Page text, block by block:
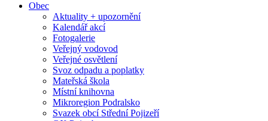
Obec
Aktuality + upozornění
Kalendář akcí
Fotogalerie
Veřejný vodovod
Veřejné osvětlení
Svoz odpadu a poplatky
Mateřská škola
Místní knihovna
Mikroregion Podralsko
Svazek obcí Střední Pojizeří